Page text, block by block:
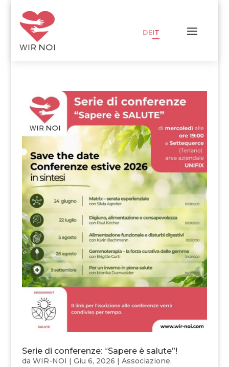
DEIT
Serie di conferenze: “Sapere è salute”!
da WIR-NOI | Giu 6, 2026 | Associazione,